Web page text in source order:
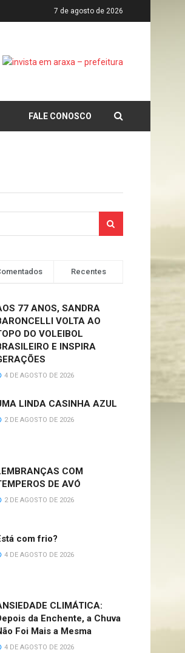
7 de agosto de 2026
FALE CONOSCO
Recentes
77 ANOS, SANDRA
VOLTA AO
DO VOLEIBOL
E INSPIRA
4 DE AGOSTO DE 2026
LINDA CASINHA AZUL
2 DE AGOSTO DE 2026
COM
DE AVÓ
2 DE AGOSTO DE 2026
com frio?
4 DE AGOSTO DE 2026
CLIMÁTICA:
da Enchente, a Chuva
Foi Mais a Mesma
4 DE AGOSTO DE 2026